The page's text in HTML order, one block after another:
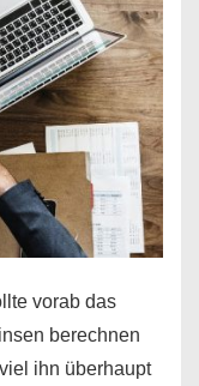
vorab das
berechnen
ihn überhaupt